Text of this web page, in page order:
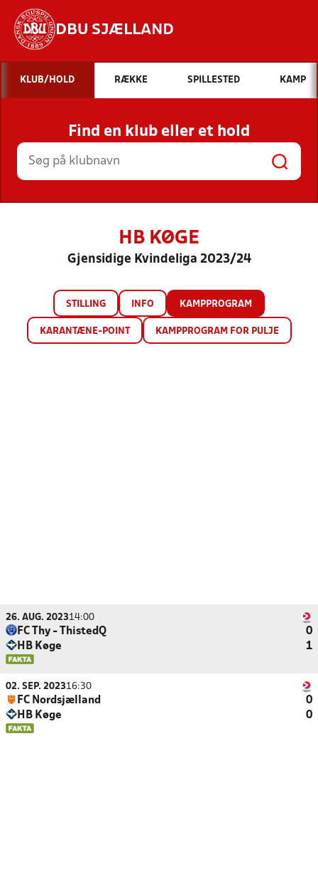
DBU SJÆLLAND
Hvad vil du søge efter?
INDHOLD OG NYHEDER
STILLINGER, RESULTATER, KLUBBER OG
HOLD
KLUB/HOLD RÆKKE SPILLESTED KAMP
Find en klub eller et hold
HB KØGE
Gjensidige Kvindeliga 2023/24
STILLING INFO KAMPPROGRAM
KARANTÆNE-POINT KAMPPROGRAM FOR PULJE
26. AUG. 202314:00
FC Thy - ThistedQ
0
HB Køge
1
02. SEP. 202316:30
FC Nordsjælland
0
HB Køge
0